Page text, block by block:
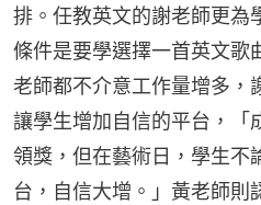
排。任教英文的謝老師更為
條件是要學選擇一首英文歌
老師都不介意工作量增多，
讓學生增加自信的平台，「
領獎，但在藝術日，學生不
台，自信大增。」黃老師則